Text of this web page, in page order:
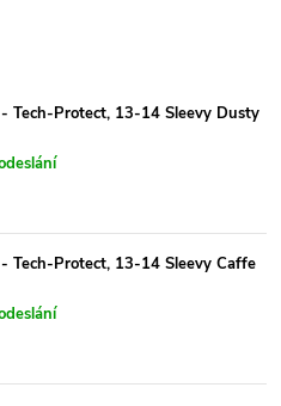
Tech-Protect, 13-14 Sleevy Dusty
Tech-Protect, 13-14 Sleevy Caffe